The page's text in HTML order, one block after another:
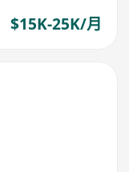
$15K-25K/月